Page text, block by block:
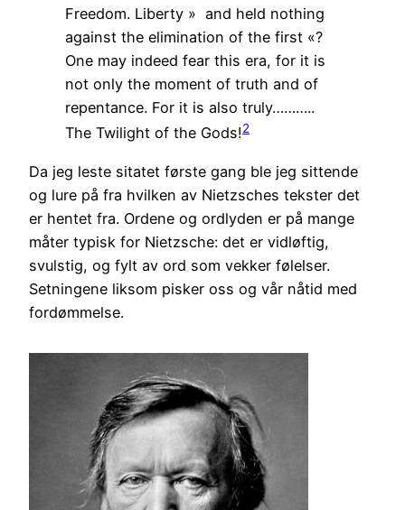
Freedom. Liberty » and held nothing
against the elimination of the first «?
One may indeed fear this era, for it is
not only the moment of truth and of
repentance. For it is also truly………..
The Twilight of the Gods!2
Da jeg leste sitatet første gang ble jeg sittende
og lure på fra hvilken av Nietzsches tekster det
er hentet fra. Ordene og ordlyden er på mange
måter typisk for Nietzsche: det er vidløftig,
svulstig, og fylt av ord som vekker følelser.
Setningene liksom pisker oss og vår nåtid med
fordømmelse.